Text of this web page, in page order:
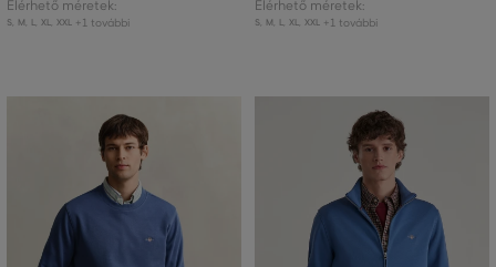
Elérhető méretek:
S, M L, XL, XXL +1 további
Elérhető méretek:
S, M L, XL, XXL +1 további